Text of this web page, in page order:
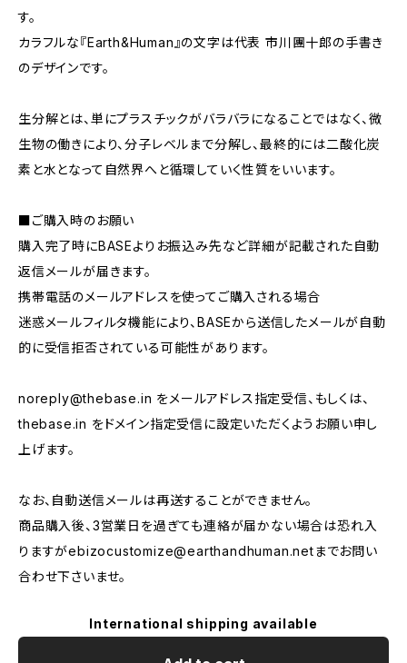
す。
カラフルな『Earth&Human』の文字は代表 市川團十郎の手書き
のデザインです。
生分解とは、単にプラスチックがバラバラになることではなく、微
生物の働きにより、分子レベルまで分解し、最終的には二酸化炭
素と水となって自然界へと循環していく性質をいいます。
■ご購入時のお願い
購入完了時にBASEよりお振込み先など詳細が記載された自動
返信メールが届きます。
携帯電話のメールアドレスを使ってご購入される場合
迷惑メールフィルタ機能により、BASEから送信したメールが自動
的に受信拒否されている可能性があります。
noreply@thebase.in をメールアドレス指定受信、もしくは、
thebase.in をドメイン指定受信に設定いただくようお願い申し
上げます。
なお、自動送信メールは再送することができません。
商品購入後、3営業日を過ぎても連絡が届かない場合は恐れ入
りますがebizocustomize@earthandhuman.netまでお問い
合わせ下さいませ。
International shipping available